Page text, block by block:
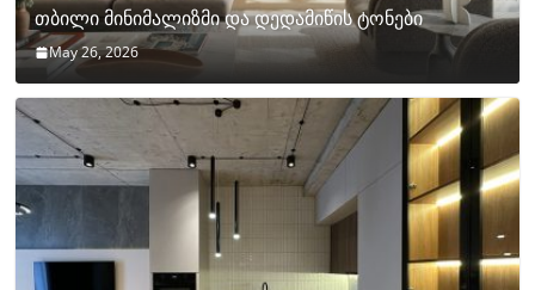
თბილი მინიმალიზმი და დედამიწის ტონები
May 26, 2026